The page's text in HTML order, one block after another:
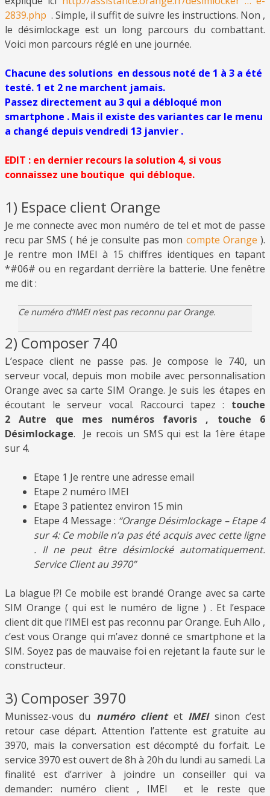
2839.php . Simple, il suffit de suivre les instructions. Non ,
le désimlockage est un long parcours du combattant.
Voici mon parcours réglé en une journée.
Chacune des solutions en dessous noté de 1 à 3 a été
testé. 1 et 2 ne marchent jamais.
Passez directement au 3 qui a débloqué mon
smartphone . Mais il existe des variantes car le menu
a changé depuis vendredi 13 janvier .
EDIT : en dernier recours la solution 4, si vous
connaissez une boutique qui débloque.
1) Espace client Orange
Je me connecte avec mon numéro de tel et mot de passe
recu par SMS ( hé je consulte pas mon compte Orange ).
Je rentre mon IMEI à 15 chiffres identiques en tapant
*#06# ou en regardant derrière la batterie. Une fenêtre
me dit :
Ce numéro d‘IMEI n‘est pas reconnu par Orange.
2) Composer 740
L’espace client ne passe pas. Je compose le 740, un
serveur vocal, depuis mon mobile avec personnalisation
Orange avec sa carte SIM Orange. Je suis les étapes en
écoutant le serveur vocal. Raccourci tapez : touche
2 Autre que mes numéros favoris , touche 6
Désimlockage. Je recois un SMS qui est la 1ère étape
sur 4.
Etape 1 Je rentre une adresse email
Etape 2 numéro IMEI
Etape 3 patientez environ 15 min
Etape 4 Message : “Orange Désimlockage – Etape 4
sur 4: Ce mobile n’a pas été acquis avec cette ligne
. Il ne peut être désimlocké automatiquement.
Service Client au 3970”
La blague !?! Ce mobile est brandé Orange avec sa carte
SIM Orange ( qui est le numéro de ligne ) . Et l’espace
client dit que l‘IMEI est pas reconnu par Orange. Euh Allo ,
c’est vous Orange qui m’avez donné ce smartphone et la
SIM. Soyez pas de mauvaise foi en rejetant la faute sur le
constructeur.
3) Composer 3970
Munissez-vous du numéro clientet IMEIsinon c’est
retour case départ. Attention l’attente est gratuite au
3970, mais la conversation est décompté du forfait. Le
service 3970 est ouvert de 8h à 20h du lundi au samedi. La
finalité est d’arriver à joindre un conseiller qui va
demander: numéro client , IMEI et le reste que